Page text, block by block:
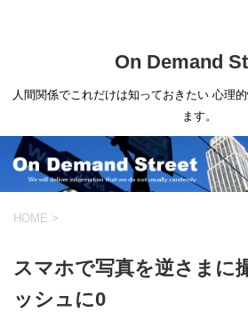
On Demand
人間関係でこれだけは知っておきたい 心理
ます。
HOME >
スマホで写真を逆さまに
ッシュに0